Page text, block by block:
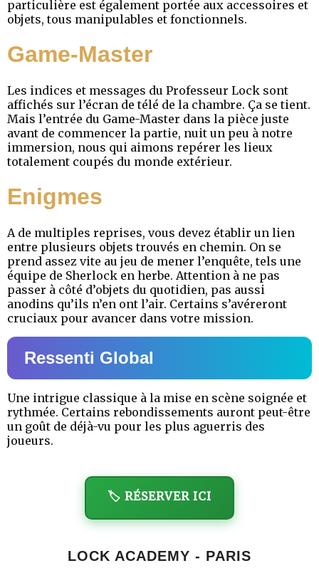
particulière est également portée aux accessoires et
objets, tous manipulables et fonctionnels.
Game-Master
Les indices et messages du Professeur Lock sont
affichés sur l’écran de télé de la chambre. Ça se tient.
Mais l’entrée du Game-Master dans la pièce juste
avant de commencer la partie, nuit un peu à notre
immersion, nous qui aimons repérer les lieux
totalement coupés du monde extérieur.
Enigmes
A de multiples reprises, vous devez établir un lien
entre plusieurs objets trouvés en chemin. On se
prend assez vite au jeu de mener l’enquête, tels une
équipe de Sherlock en herbe. Attention à ne pas
passer à côté d’objets du quotidien, pas aussi
anodins qu’ils n’en ont l’air. Certains s’avéreront
cruciaux pour avancer dans votre mission.
Ressenti Global
Une intrigue classique à la mise en scène soignée et
rythmée. Certains rebondissements auront peut-être
un goût de déjà-vu pour les plus aguerris des
joueurs.
🏷️ RÉSERVER ICI
LOCK ACADEMY - PARIS